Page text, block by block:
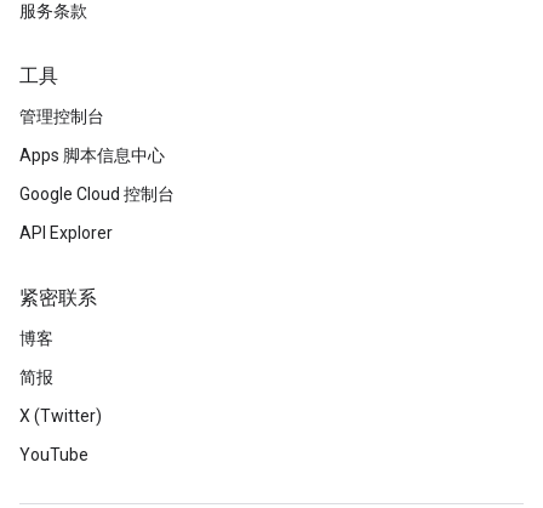
服务条款
工具
管理控制台
Apps 脚本信息中心
Google Cloud 控制台
API Explorer
紧密联系
博客
简报
X (Twitter)
YouTube